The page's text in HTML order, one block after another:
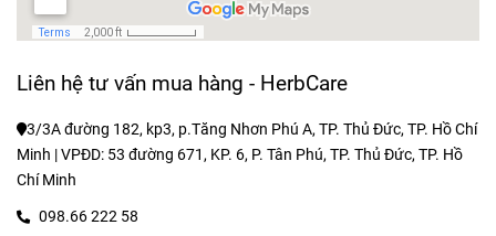
Liên hệ tư vấn mua hàng - HerbCare
3/3A đường 182, kp3, p.Tăng Nhơn Phú A, TP. Thủ Đức, TP. Hồ Chí
Minh | VPĐD: 53 đường 671, KP. 6, P. Tân Phú, TP. Thủ Đức, TP. Hồ
Chí Minh
098.66 222 58